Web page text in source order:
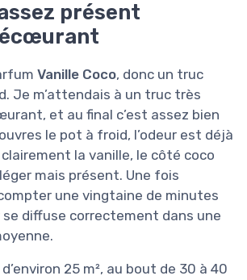
présent
Vanille Coco, donc un truc
Je m’attendais à un truc très
et au final c’est assez bien
le pot à froid, l’odeur est déjà
la vanille, le côté coco
mais présent. Une fois
une vingtaine de minutes
se diffuse correctement dans une
25 m², au bout de 30 à 40